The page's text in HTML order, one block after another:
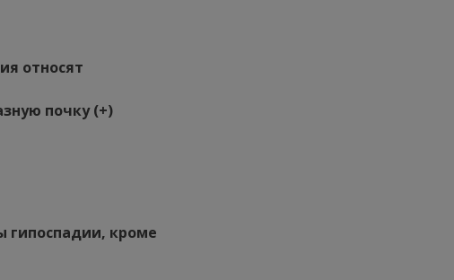
относят
почку (+)
кроме